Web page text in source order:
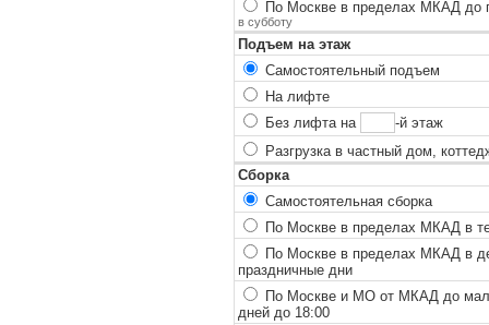
По Москве в пределах МКАД до
в субботу
Подъем на этаж
Самостоятельный подъем
На лифте
Без лифта на
-й этаж
Разгрузка в частный дом,
Сборка
Самостоятельная сборка
По Москве в пределах МКАД в
По Москве в пределах МКАД в
праздничные дни
По Москве и МО от МКАД до
дней до 18:00